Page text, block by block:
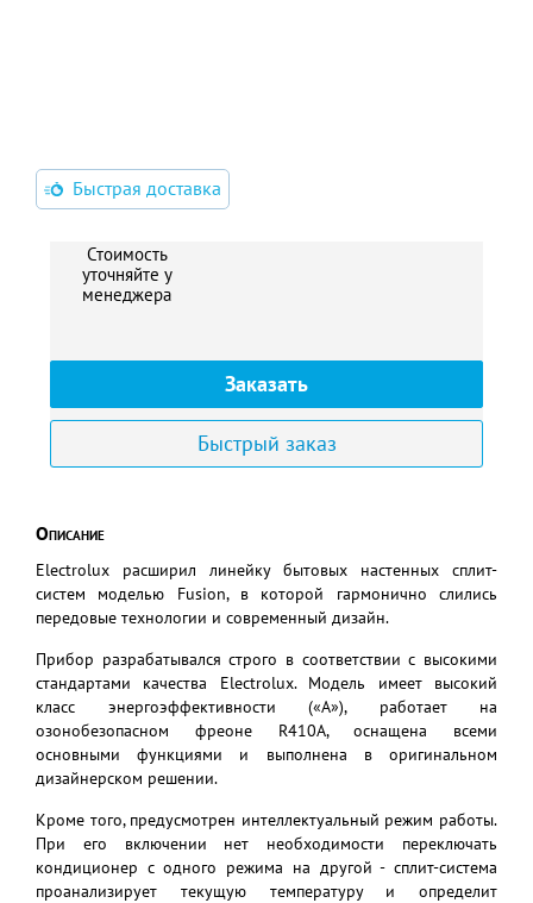
Быстрая доставка
Стоимость
уточняйте у
менеджера
Заказать
Быстрый заказ
Описание
Electrolux расширил линейку бытовых настенных сплит-
систем моделью Fusion, в которой гармонично слились
передовые технологии и современный дизайн.
Прибор разрабатывался строго в соответствии с высокими
стандартами качества Electrolux. Модель имеет высокий
класс энергоэффективности («А»), работает на
озонобезопасном фреоне R410А, оснащена всеми
основными функциями и выполнена в оригинальном
дизайнерском решении.
Кроме того, предусмотрен интеллектуальный режим работы.
При его включении нет необходимости переключать
кондиционер с одного режима на другой - сплит-система
проанализирует текущую температуру и определит